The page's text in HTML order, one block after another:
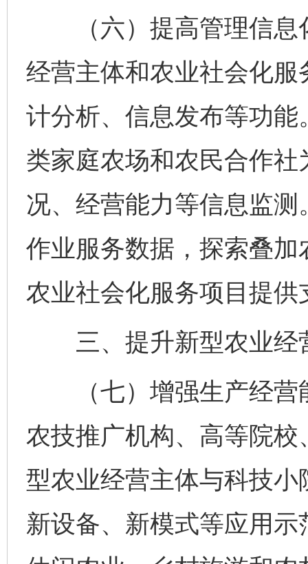
（六）提高管理信息
经营主体和农业社会化
计分析、信息发布等功
类家庭农场和农民合作
况、经营能力等信息监
作业服务数据，探索叠
农业社会化服务项目提供
三、提升新型农业经
（七）增强生产经营
农技推广机构、高等院
型农业经营主体与科技
新设备、新模式等应用